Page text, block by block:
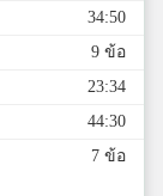
34:50
9 ข้อ
23:34
44:30
7 ข้อ